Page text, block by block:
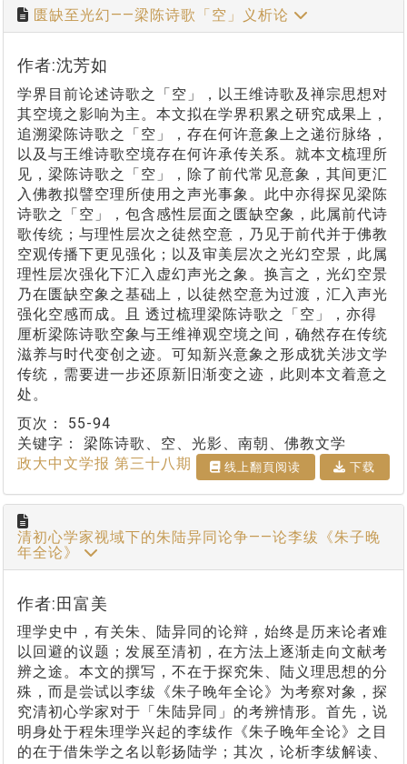
匮缺至光幻——梁陈诗歌「空」义析论
作者:沈芳如
学界目前论述诗歌之「空」，以王维诗歌及禅宗思想对
其空境之影响为主。本文拟在学界积累之研究成果上，
追溯梁陈诗歌之「空」，存在何许意象上之递衍脉络，
以及与王维诗歌空境存在何许承传关系。就本文梳理所
见，梁陈诗歌之「空」，除了前代常见意象，其间更汇
入佛教拟譬空理所使用之声光事象。此中亦得探见梁陈
诗歌之「空」，包含感性层面之匮缺空象，此属前代诗
歌传统；与理性层次之徒然空意，乃见于前代并于佛教
空观传播下更见强化；以及审美层次之光幻空景，此属
理性层次强化下汇入虚幻声光之象。换言之，光幻空景
乃在匮缺空象之基础上，以徒然空意为过渡，汇入声光
强化空感而成。且 透过梳理梁陈诗歌之「空」，亦得
厘析梁陈诗歌空象与王维禅观空境之间，确然存在传统
滋养与时代变创之迹。可知新兴意象之形成犹关涉文学
传统，需要进一步还原新旧渐变之迹，此则本文着意之
处。
页次： 55-94
关键字： 梁陈诗歌、空、光影、南朝、佛教文学
政大中文学报 第三十八期
线上翻⾴阅读 下载
清初心学家视域下的朱陆异同论争——论李绂《朱子晚
年全论》
作者:田富美
理学史中，有关朱、陆异同的论辩，始终是历来论者难
以回避的议题；发展至清初，在方法上逐渐走向文献考
辨之途。本文的撰写，不在于探究朱、陆义理思想的分
殊，而是尝试以李绂《朱子晚年全论》为考察对象，探
究清初心学家对于「朱陆异同」的考辨情形。首先，说
明身处于程朱理学兴起的李绂作《朱子晚年全论》之目
的在于借朱学之名以彰扬陆学；其次，论析李绂解读、